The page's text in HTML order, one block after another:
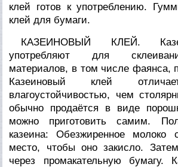
клей готов к употреблению.
клей для бумаги.
КАЗЕИНОВЫЙ КЛЕЙ.
употребляют для
материалов, в том числе фаянса,
Казеиновый клей
влагоустойчивостью, чем
обычно продаётся в виде
можно приготовить самим.
казеина: Обезжиренное молоко
место, чтобы оно закисло.
через промакательную бумагу.